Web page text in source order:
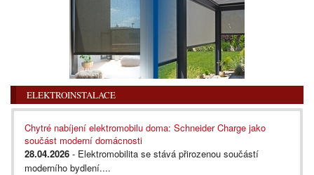
ELEKTROINSTALACE
Chytré nabíjení elektromobilu doma: Schneider Charge jako
součást moderní domácnosti
28.04.2026 - Elektromobilita se stává přirozenou součástí
moderního bydlení....